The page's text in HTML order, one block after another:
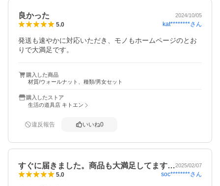
良かった 2024/10/05
5.0 kat********さん
発送も速やかに対応いただき、モノもホームページのとお
りで大満足です。
購入した商品
材質/ウォールナット、種類/男女セット
購入したストア
生活の道具店 キトエン
違反報告 いいね0
すぐに届きました。商品も大満足してます…2025/02/07
5.0 soc********さん